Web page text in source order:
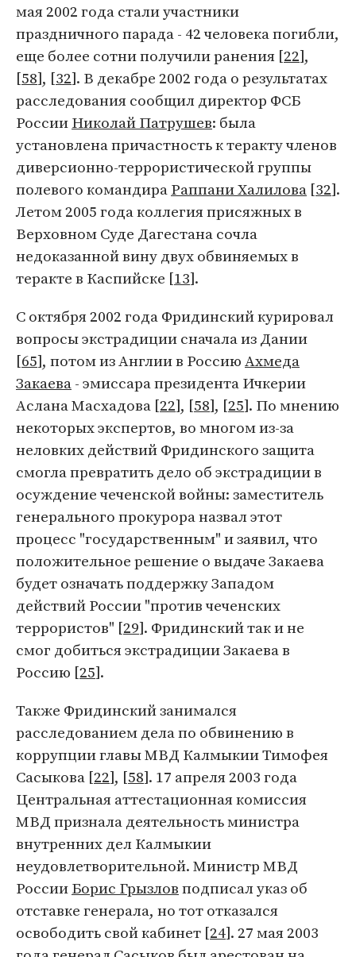
мая 2002 года стали участники
праздничного парада - 42 человека погибли,
еще более сотни получили ранения [22],
[58], [32]. В декабре 2002 года о результатах
расследования сообщил директор ФСБ
РоссииНиколай Патрушев: была
установлена причастность к теракту членов
диверсионно-террористической группы
полевого командираРаппани Халилова [32].
Летом 2005 года коллегия присяжных в
Верховном Суде Дагестана сочла
недоказанной вину двух обвиняемых в
теракте в Каспийске [13].
С октября 2002 года Фридинский курировал
вопросы экстрадиции сначала из Дании
[65], потом из Англии в РоссиюАхмеда
Закаева- эмиссара президента Ичкерии
Аслана Масхадова [22], [58], [25]. По мнению
некоторых экспертов, во многом из-за
неловких действий Фридинского защита
смогла превратить дело об экстрадиции в
осуждение чеченской войны: заместитель
генерального прокурора назвал этот
процесс "государственным" и заявил, что
положительное решение о выдаче Закаева
будет означать поддержку Западом
действий России "против чеченских
террористов" [29]. Фридинский так и не
смог добиться экстрадиции Закаева в
Россию [25].
Также Фридинский занимался
расследованием дела по обвинению в
коррупции главы МВД Калмыкии Тимофея
Сасыкова [22], [58]. 17 апреля 2003 года
Центральная аттестационная комиссия
МВД признала деятельность министра
внутренних дел Калмыкии
неудовлетворительной. Министр МВД
РоссииБорис Грызловподписал указ об
отставке генерала, но тот отказался
освободить свой кабинет [24]. 27 мая 2003